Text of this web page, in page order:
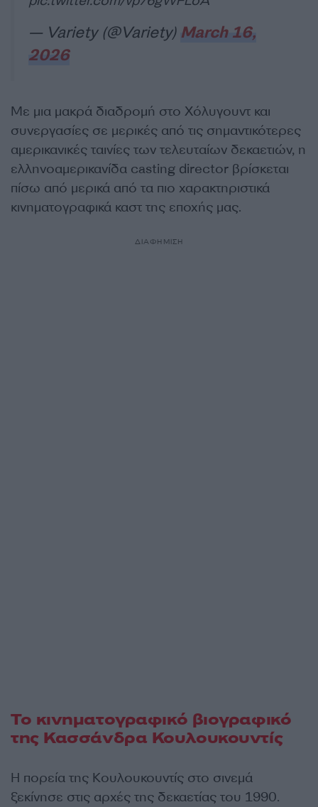
— Variety (@Variety) March 16,
2026
Με μια μακρά διαδρομή στο Χόλυγουντ και
συνεργασίες σε μερικές από τις σημαντικότερες
αμερικανικές ταινίες των τελευταίων δεκαετιών, η
ελληνοαμερικανίδα casting director βρίσκεται
πίσω από μερικά από τα πιο χαρακτηριστικά
κινηματογραφικά καστ της εποχής μας.
ΔΙΑΦΗΜΙΣΗ
Το κινηματογραφικό βιογραφικό
της Κασσάνδρα Κουλουκουντίς
Η πορεία της Κουλουκουντίς στο σινεμά
ξεκίνησε στις αρχές της δεκαετίας του 1990.